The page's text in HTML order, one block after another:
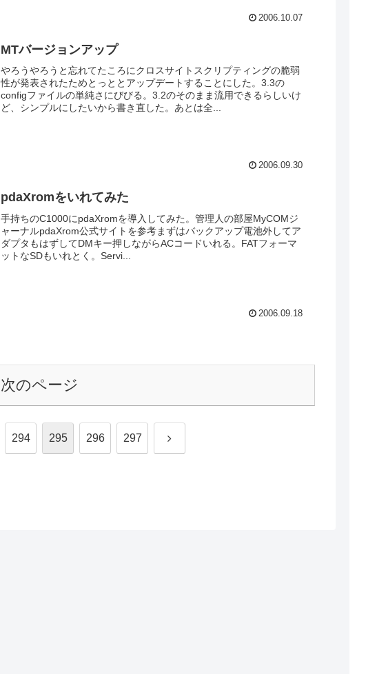
2006.10.07
MTバージョンアップ
やろうやろうと忘れてたころにクロスサイトスクリプティングの脆弱
性が発表されたためとっととアップデートすることにした。3.3の
configファイルの単純さにびびる。3.2のそのまま流用できるらしいけ
ど、シンプルにしたいから書き直した。あとは全...
2006.09.30
pdaXromをいれてみた
手持ちのC1000にpdaXromを導入してみた。管理人の部屋MyCOMジ
ャーナルpdaXrom公式サイトを参考まずはバックアップ電池外してア
ダプタもはずしてDMキー押しながらACコードいれる。FATフォーマ
ットなSDもいれとく。Servi...
2006.09.18
次のページ
294 295 296 297 次